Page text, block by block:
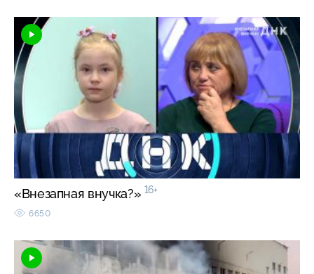
«Внезапная внучка?» 16+
6650